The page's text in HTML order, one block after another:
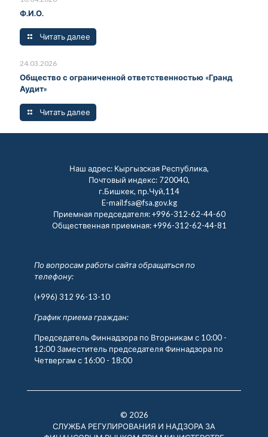
Ф.И.О.
Читать далее
24.03.2026
Общество с ограниченной ответственностью «Гранд
Аудит»
Читать далее
Наш адрес: Кыргызская Республика,
Почтовый индекс: 720040,
г.Бишкек, пр.Чуй,114
E-mail:fsa@fsa.gov.kg
Приемная председателя:+996-312-62-44-60
Общественная приемная:+996-312-62-44-81
По вопросам работы сайта обращаться по
телефону:
(+996) 312 96-13-10
График приема граждан:
Председатель Финнадзора по Вторникам с 10:00 -
12:00 Заместитель председателя Финнадзора по
Четвергам с 16:00 - 18:00
© 2026
СЛУЖБА РЕГУЛИРОВАНИЯ И НАДЗОРА ЗА